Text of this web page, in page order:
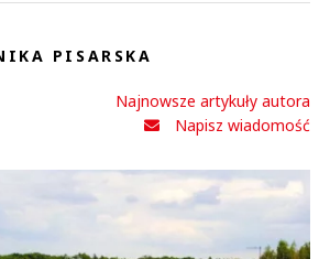
PISARSKA
Najnowsze artykuły autora
Napisz wiadomość